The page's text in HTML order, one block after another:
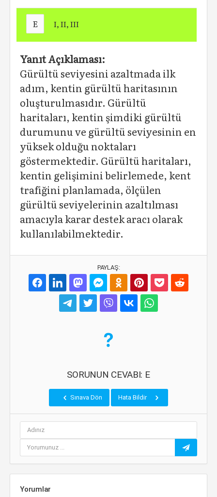
E I, II, III
Yanıt Açıklaması:
Gürültü seviyesini azaltmada ilk
adım, kentin gürültü haritasının
oluşturulmasıdır. Gürültü
haritaları, kentin şimdiki gürültü
durumunu ve gürültü seviyesinin en
yüksek olduğu noktaları
göstermektedir. Gürültü haritaları,
kentin gelişimini belirlemede, kent
trafiğini planlamada, ölçülen
gürültü seviyelerinin azaltılması
amacıyla karar destek aracı olarak
kullanılabilmektedir.
PAYLAŞ:
SORUNUN CEVABI: E
Sınava Dön Hata Bildir
Yorumlar